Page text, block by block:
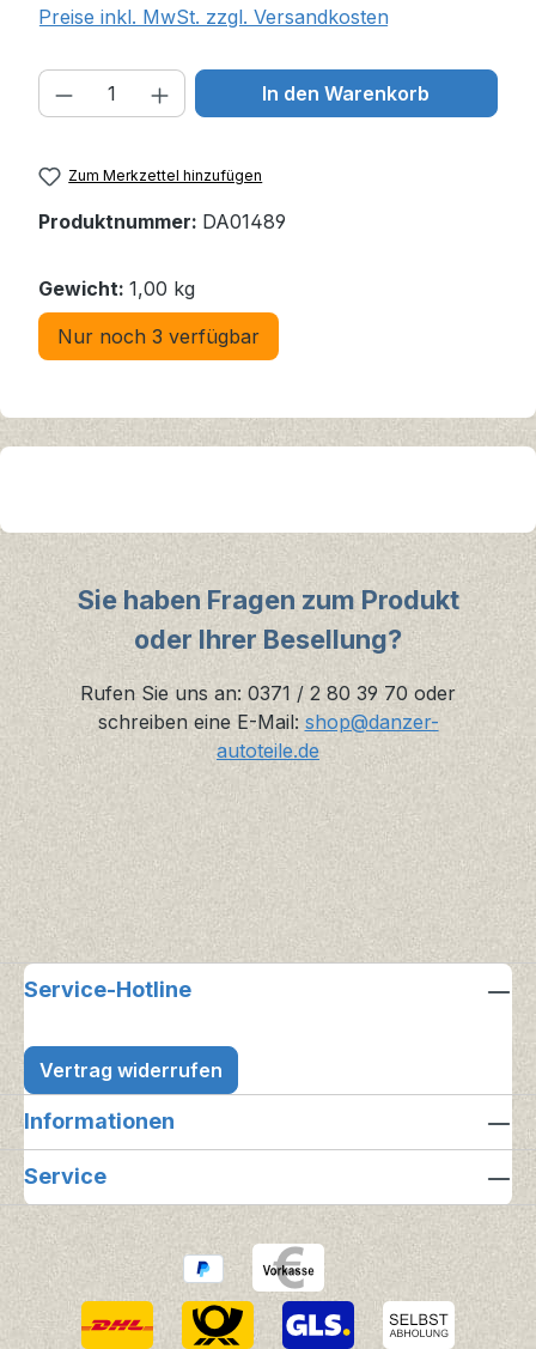
Preise inkl. MwSt. zzgl. Versandkosten
Produkt Anzahl: Gib den
In den Warenkorb
Zum Merkzettel hinzufügen
Produktnummer: DA01489
Gewicht: 1,00 kg
Nur noch 3 verfügbar
Sie haben Fragen zum Produkt
oder Ihrer Besellung?
Rufen Sie uns an: 0371 / 2 80 39 70 oder
schreiben eine E-Mail: shop@danzer-
autoteile.de
Service-Hotline
Vertrag widerrufen
Informationen
Service